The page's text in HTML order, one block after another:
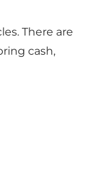
There are
cash,